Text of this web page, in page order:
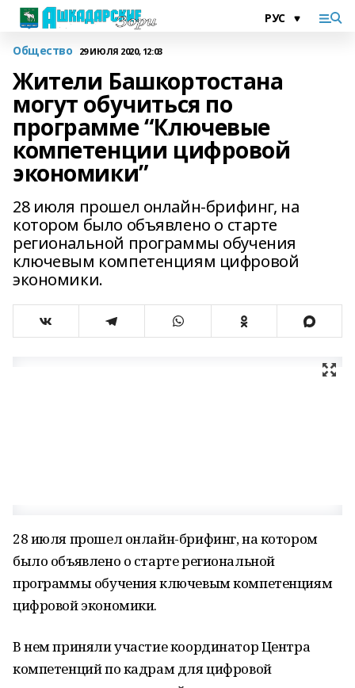
Общество 29 ИЮЛЯ 2020, 12:03
Жители Башкортостана
могут обучиться по
программе “Ключевые
компетенции цифровой
экономики”
28 июля прошел онлайн-брифинг, на
котором было объявлено о старте
региональной программы обучения
ключевым компетенциям цифровой
экономики.
28 июля прошел онлайн-брифинг, на котором
было объявлено о старте региональной
программы обучения ключевым компетенциям
цифровой экономики.
В нем приняли участие координатор Центра
компетенций по кадрам для цифровой